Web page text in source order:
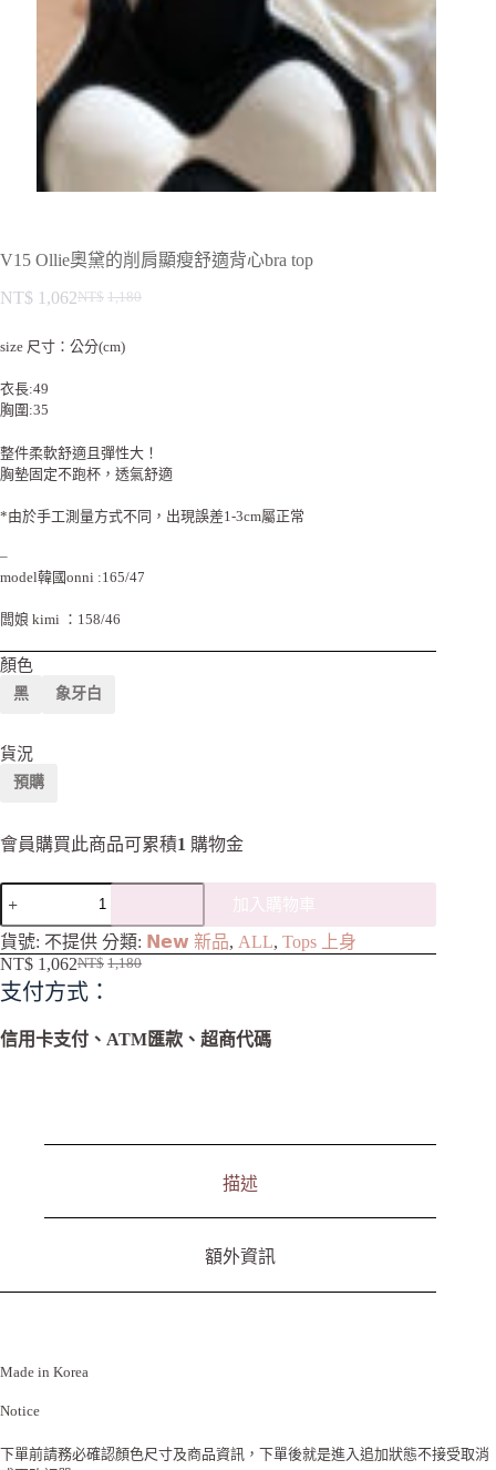
V15 Ollie奧黛的削肩顯瘦舒適背心bra top
NT$ 1,180
NT$ 1,062
size 尺寸：公分(cm)
衣長:49
胸圍:35
整件柔軟舒適且彈性大！
胸墊固定不跑杯，透氣舒適
*由於手工測量方式不同，出現誤差1-3cm屬正常
–
model韓國onni :165/47
闆娘 kimi ：158/46
顏色
黑 象牙白
貨況
預購
會員購買此商品可累積1 購物金
加入購物車
A
l
e
n
貨號: 不提供 分類: 𝗡𝗲𝘄 新品, ALL, Tops 上身
NT$ 1,180
NT$ 1,062
支付方式：
信用卡支付、ATM匯款、超商代碼
描述
額外資訊
Made in Korea
Notice
下單前請務必確認顏色尺寸及商品資訊，下單後就是進入追加狀態不接受取消